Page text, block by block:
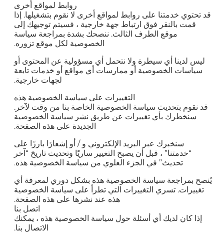
روابط لمواقع أخرى
قد تحتوي خدمتنا على روابط لمواقع أخرى لا نقوم بتشغيلها. إذا
قمت بالنقر فوق ارتباط جهة خارجية ، فسيتم توجيهك إلى
موقع الطرف الثالث. ننصحك بشدة بمراجعة سياسة
الخصوصية لكل موقع تزوره.
ليس لدينا أي سيطرة ولا نتحمل أي مسؤولية عن المحتوى أو
سياسات الخصوصية أو ممارسات أي مواقع أو خدمات تابعة
لجهات خارجية.
التغييرات على سياسة الخصوصية هذه
قد نقوم بتحديث سياسة الخصوصية الخاصة بنا من وقت لآخر.
سنخطرك بأي تغييرات عن طريق نشر سياسة الخصوصية
الجديدة على هذه الصفحة.
سنخبرك عبر البريد الإلكتروني و / أو إشعارًا بارزًا على
“خدمتنا” ، قبل أن يصبح التغيير ساريًا وتحديث تاريخ “آخر
تحديث” في الجزء العلوي من سياسة الخصوصية هذه.
يُنصح بمراجعة سياسة الخصوصية هذه بشكل دوري لمعرفة أي
تغييرات. تسري التغييرات التي تطرأ على سياسة الخصوصية
هذه عند نشرها على هذه الصفحة.
اتصل بنا
إذا كان لديك أي أسئلة حول سياسة الخصوصية هذه ، يمكنك
الاتصال بنا.